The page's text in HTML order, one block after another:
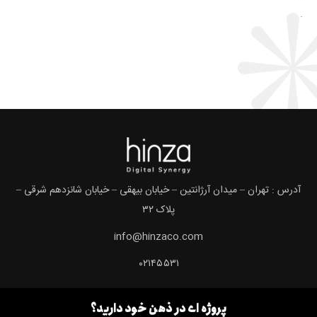
.
آدرس : تهران – میدان آرژانتین – خیابان بیهقی – خیابان شانزدهم شرقی –
پلاک ۳۲
info@hinzaco.com
۰۲۱۴۵۵۳۱
پروژه ای در ذهن خود دارید؟